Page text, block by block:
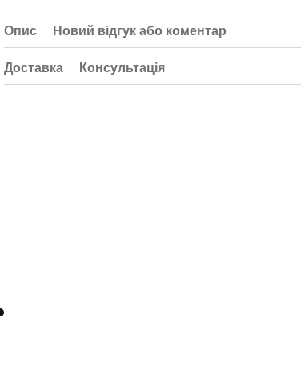
Опис Новий відгук або коментар
Доставка Консультація